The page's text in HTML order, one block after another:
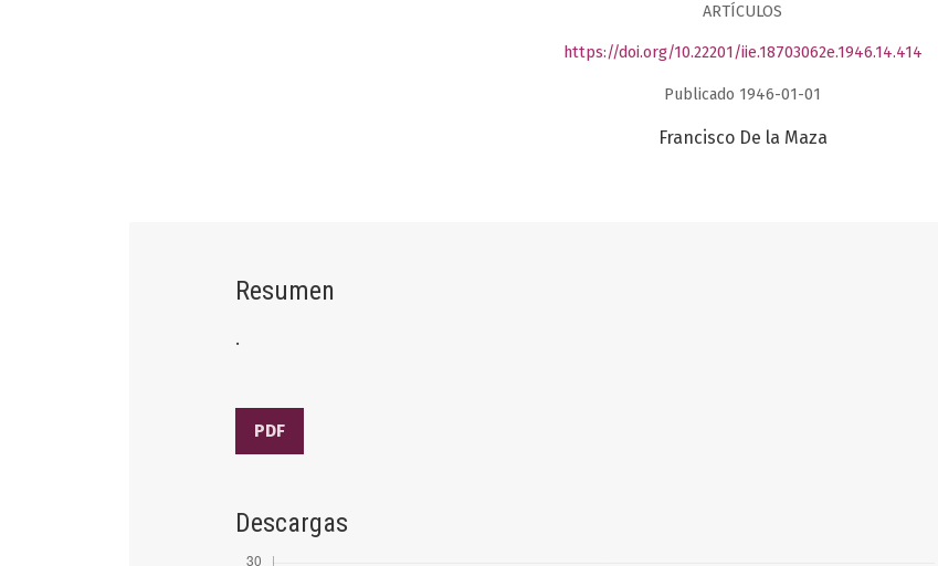
ARTÍCULOS
https://doi.org/10.22201/iie.18703062e.1946.14.414
Publicado 1946-01-01
Francisco De la Maza
Resumen
.
PDF
Descargas